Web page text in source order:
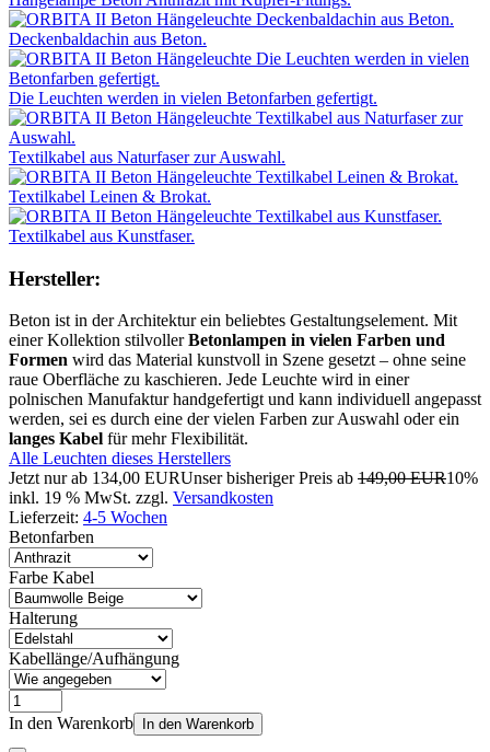
Deckenbaldachin aus Beton.
Die Leuchten werden in vielen Betonfarben gefertigt.
Textilkabel aus Naturfaser zur Auswahl.
Textilkabel Leinen & Brokat.
Textilkabel aus Kunstfaser.
Hersteller:
Beton ist in der Architektur ein beliebtes Gestaltungselement. Mit
einer Kollektion stilvollerBetonlampen in vielen Farben und
Formen wird das Material kunstvoll in Szene gesetzt – ohne seine
raue Oberfläche zu kaschieren. Jede Leuchte wird in einer
polnischen Manufaktur handgefertigt und kann individuell angepasst
werden, sei es durch eine der vielen Farben zur Auswahl oder ein
langes Kabel für mehr Flexibilität.
Alle Leuchten dieses Herstellers
Jetzt nur ab 134,00 EURUnser bisheriger Preis ab 149,00 EUR10%
inkl. 19 % MwSt. zzgl. Versandkosten
Lieferzeit: 4-5 Wochen
Betonfarben
Farbe Kabel
Halterung
Kabellänge/Aufhängung
In den Warenkorb In den Warenkorb